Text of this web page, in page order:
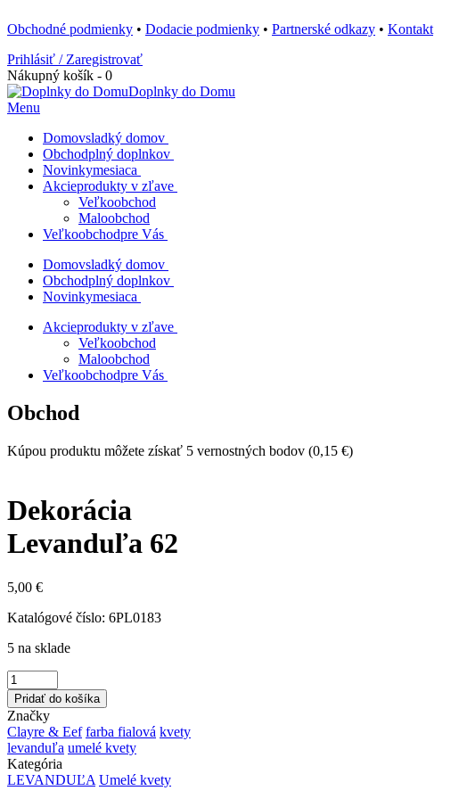
Obchodné podmienky • Dodacie podmienky • Partnerské odkazy • Kontakt
Prihlásiť / Zaregistrovať
Nákupný košík - 0
Doplnky do Domu
Menu
Domovsladký domov
Obchodplný doplnkov
Novinkymesiaca
Akcieprodukty v zľave
Veľkoobchod
Maloobchod
Veľkoobchodpre Vás
Domovsladký domov
Obchodplný doplnkov
Novinkymesiaca
Akcieprodukty v zľave
Veľkoobchod
Maloobchod
Veľkoobchodpre Vás
Obchod
Kúpou produktu môžete získať 5 vernostných bodov (0,15 €)
Dekorácia
Levanduľa 62
5,00 €
Katalógové číslo: 6PL0183
5 na sklade
Pridať do košíka
Značky
Clayre & Eef farba fialová kvety
levanduľa umelé kvety
Kategória
LEVANDUĽA Umelé kvety